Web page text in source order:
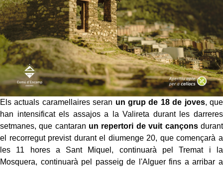
Els actuals caramellaires seran un grup de 18 de joves, que
han intensificat els assajos a la Valireta durant les darreres
setmanes, que cantaran un repertori de vuit cançonsdurant
el recorregut previst durant el diumenge 20, que començarà a
les 11 hores a Sant Miquel, continuarà pel Tremat i la
Mosquera, continuarà pel passeig de l'Alguer fins a arribar a